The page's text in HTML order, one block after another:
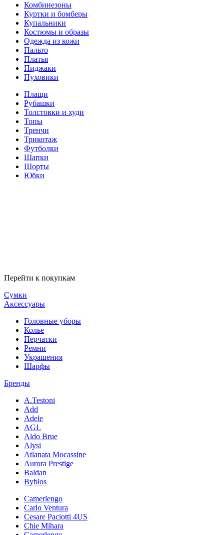
Комбинезоны
Куртки и бомберы
Купальники
Костюмы и образы
Одежда из кожи
Пальто
Платья
Пиджаки
Пуховики
Плащи
Рубашки
Толстовки и худи
Топы
Тренчи
Трикотаж
Футболки
Шапки
Шорты
Юбки
Перейти к покупкам
Сумки
Аксессуары
Головные уборы
Колье
Перчатки
Ремни
Украшения
Шарфы
Бренды
A.Testoni
Add
Adele
AGL
Aldo Brue
Alysi
Atlanata Mocassine
Aurora Prestige
Baldan
Byblos
Camerlengo
Carlo Ventura
Cesare Paciotti 4US
Chie Mihara